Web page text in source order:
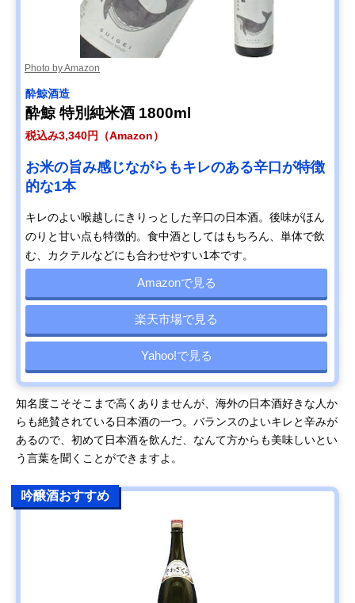
Photo by Amazon
酔鯨酒造
酔鯨 特別純米酒 1800ml
税込み3,340円（Amazon）
お米の旨み感じながらもキレのある辛口が特徴
的な1本
キレのよい喉越しにきりっとした辛口の日本酒。後味がほん
のりと甘い点も特徴的。食中酒としてはもちろん、単体で飲
む、カクテルなどにも合わせやすい1本です。
Amazonで見る
楽天市場で見る
Yahoo!で見る
知名度こそそこまで高くありませんが、海外の日本酒好きな人か
らも絶賛されている日本酒の一つ。バランスのよいキレと辛みが
あるので、初めて日本酒を飲んだ、なんて方からも美味しいとい
う言葉を聞くことができますよ。
吟醸酒おすすめ